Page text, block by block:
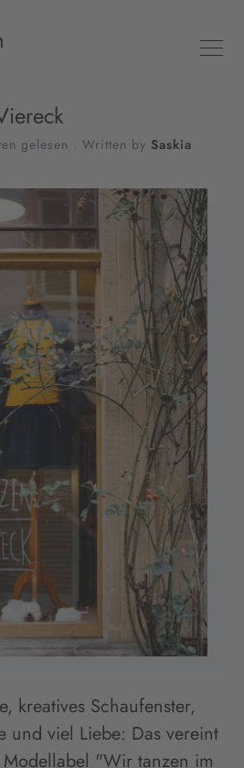
gelesen . Written by Saskia
kreatives Schaufenster,
und viel Liebe: Das vereint
"Wir tanzen im